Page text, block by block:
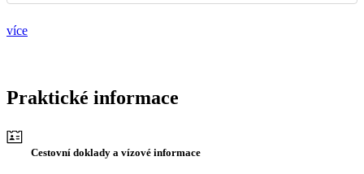
více
Praktické informace
Cestovní doklady a vízové informace